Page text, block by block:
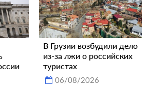
В Грузии возбудили дело
из-за лжи о российских
туристах
06/08/2026